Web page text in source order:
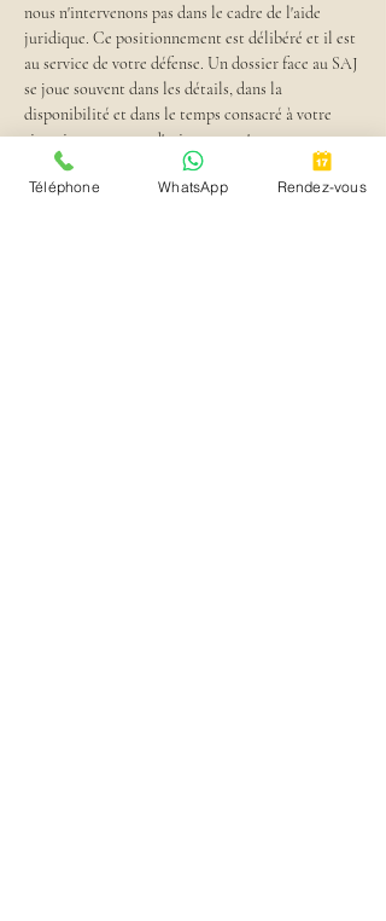
nous n'intervenons pas dans le cadre de l'aide
juridique. Ce positionnement est délibéré et il est
au service de votre défense. Un dossier face au SAJ
se joue souvent dans les détails, dans la
disponibilité et dans le temps consacré à votre
situation — autant d'exigences qu'une
intervention pro deo, par nature limitée, ne
permet pas d'honorer pleinement. En travaillant
Téléphone WhatsApp Rendez-vous